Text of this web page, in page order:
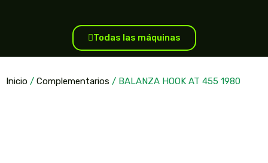
Todas las máquinas
Inicio / Complementarios / BALANZA HOOK AT 455 1980